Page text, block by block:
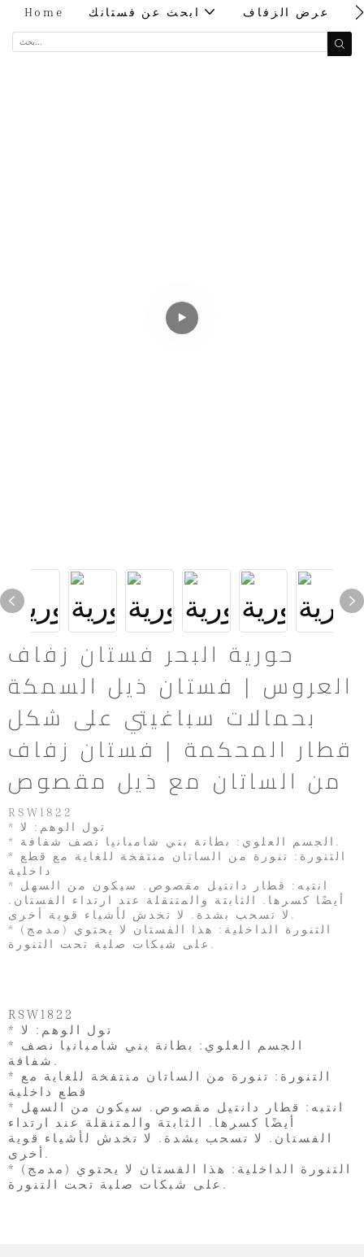
Home ابحث عن فستانك عرض الزفاف
حورية البحر فستان زفاف
العروس | فستان ذيل السمكة
بحمالات سباغيتي على شكل
قطار المحكمة | فستان زفاف
من الساتان مع ذيل مقصوص
RSW1822
* تول الوهم: لا
* التنورة: تنورة من الساتان منتفخة للغاية مع قطع
داخلية
* انتبه: قطار دانتيل مقصوص. سيكون من السهل
أيضًا كسرها. الثابتة والمتنقلة عند ارتداء الفستان.
* (مدمج) التنورة الداخلية: هذا الفستان لا يحتوي
RSW1822
* تول الوهم: لا
* الجسم العلوي: بطانة بني شامبانيا نصف
شفافة.
* التنورة: تنورة من الساتان منتفخة للغاية مع
قطع داخلية
* انتبه: قطار دانتيل مقصوص. سيكون من السهل
أيضًا كسرها. الثابتة والمتنقلة عند ارتداء
الفستان. لا تسحب بشدة. لا تخدش لأشياء قوية
أخرى.
* (مدمج) التنورة الداخلية: هذا الفستان لا يحتوي
على شبكات صلبة تحت التنورة.